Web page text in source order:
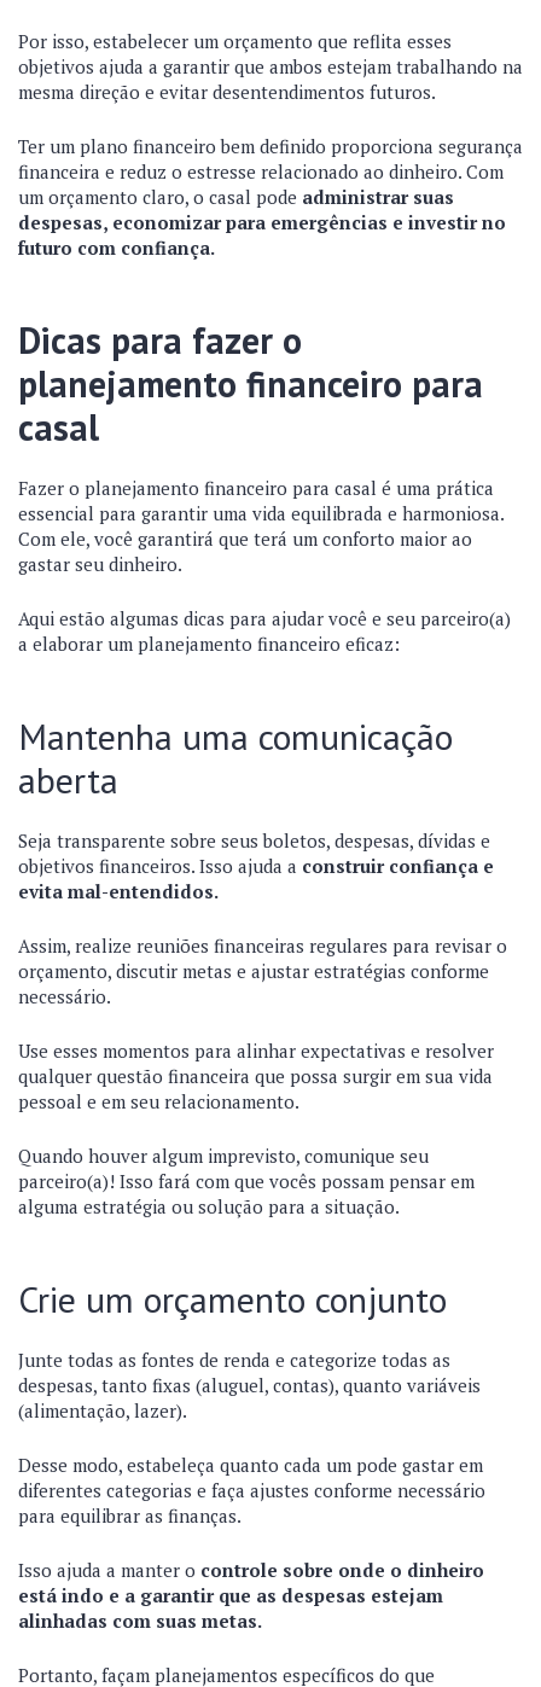
Por isso, estabelecer um orçamento que reflita esses
objetivos ajuda a garantir que ambos estejam trabalhando na
mesma direção e evitar desentendimentos futuros.
Ter um plano financeiro bem definido proporciona segurança
financeira e reduz o estresse relacionado ao dinheiro. Com
um orçamento claro, o casal pode administrar suas
despesas, economizar para emergências e investir no
futuro com confiança.
Dicas para fazer o
planejamento financeiro para
casal
Fazer o planejamento financeiro para casal é uma prática
essencial para garantir uma vida equilibrada e harmoniosa.
Com ele, você garantirá que terá um conforto maior ao
gastar seu dinheiro.
Aqui estão algumas dicas para ajudar você e seu parceiro(a)
a elaborar um planejamento financeiro eficaz:
Mantenha uma comunicação
aberta
Seja transparente sobre seus boletos, despesas, dívidas e
objetivos financeiros. Isso ajuda a construir confiança e
evita mal-entendidos.
Assim, realize reuniões financeiras regulares para revisar o
orçamento, discutir metas e ajustar estratégias conforme
necessário.
Use esses momentos para alinhar expectativas e resolver
qualquer questão financeira que possa surgir em sua vida
pessoal e em seu relacionamento.
Quando houver algum imprevisto, comunique seu
parceiro(a)! Isso fará com que vocês possam pensar em
alguma estratégia ou solução para a situação.
Crie um orçamento conjunto
Junte todas as fontes de renda e categorize todas as
despesas, tanto fixas (aluguel, contas), quanto variáveis
(alimentação, lazer).
Desse modo, estabeleça quanto cada um pode gastar em
diferentes categorias e faça ajustes conforme necessário
para equilibrar as finanças.
Isso ajuda a manter o controle sobre onde o dinheiro
está indo e a garantir que as despesas estejam
alinhadas com suas metas.
Portanto, façam planejamentos específicos do que